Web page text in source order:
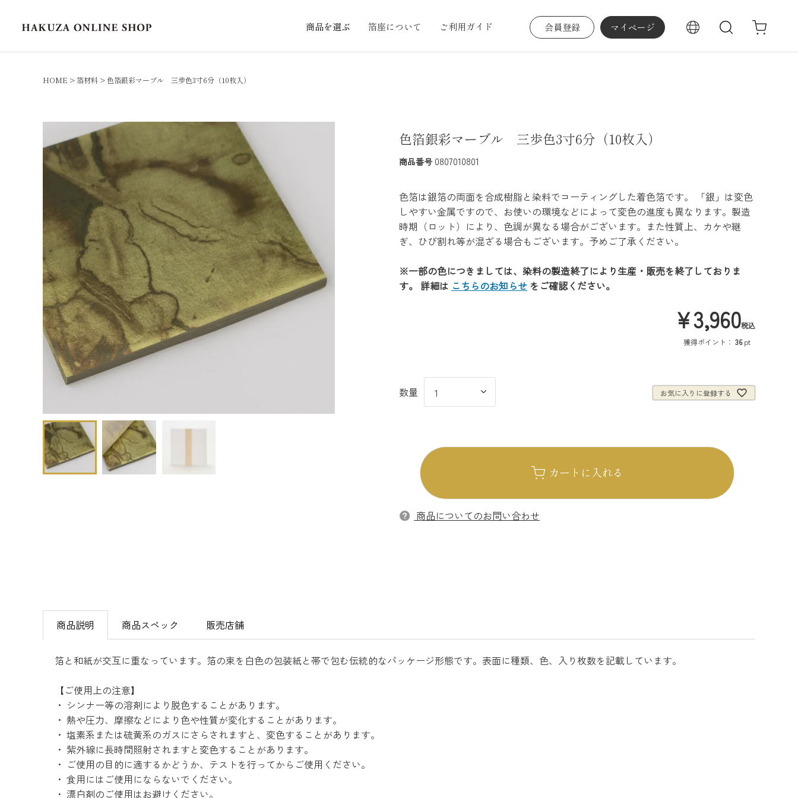
商品を選ぶ 箔座について ご利用ガイド 会員登録 マイページ 検索
HOME 箔材料 色箔銀彩マーブル 三歩色3寸6分（10枚入）
色箔銀彩マーブル 三歩色3寸6分（10枚入）
商品番号 0807010801
色箔は銀箔の両面を合成樹脂と染料でコーティングした着色箔です。 「銀」は変色
しやすい金属ですので、お使いの環境などによって変色の進度も異なります。製造
時期（ロット）により、色調が異なる場合がございます。また性質上、カケや継
ぎ、ひび割れ等が混ざる場合もございます。予めご了承ください。
※一部の色につきましては、染料の製造終了により生産・販売を終了しておりま
す。 詳細は こちらのお知らせ をご確認ください。
¥3,960税込
獲得ポイント： 36 pt
お気に入りに登録する
カートに入れる
商品についてのお問い合わせ
商品説明 商品スペック 販売店舗
箔と和紙が交互に重なっています。箔の束を白色の包装紙と帯で包む伝統的なパッケージ形態です。表面に種類、色、入り枚数を記載しています。
【ご使用上の注意】
・ シンナー等の溶剤により脱色することがあります。
・ 熱や圧力、摩擦などにより色や性質が変化することがあります。
・ 塩素系または硫黄系のガスにさらされますと、変色することがあります。
・ 紫外線に長時間照射されますと変色することがあります。
・ ご使用の目的に適するかどうか、テストを行ってからご使用ください。
・ 食用にはご使用にならないでください。
・ 漂白剤のご使用はお避けください。